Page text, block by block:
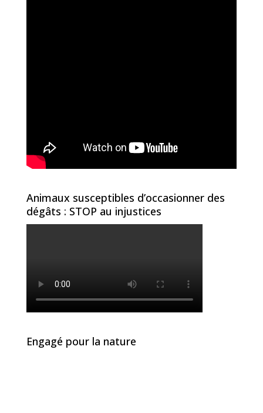
Animaux susceptibles d’occasionner des
dégâts : STOP au injustices
Engagé pour la nature